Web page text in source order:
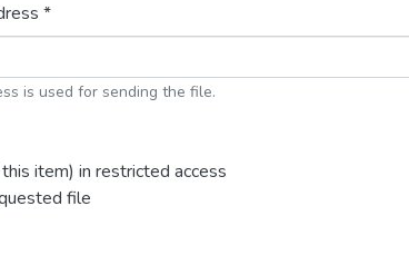
*
is used for sending the file.
item) in restricted access
file